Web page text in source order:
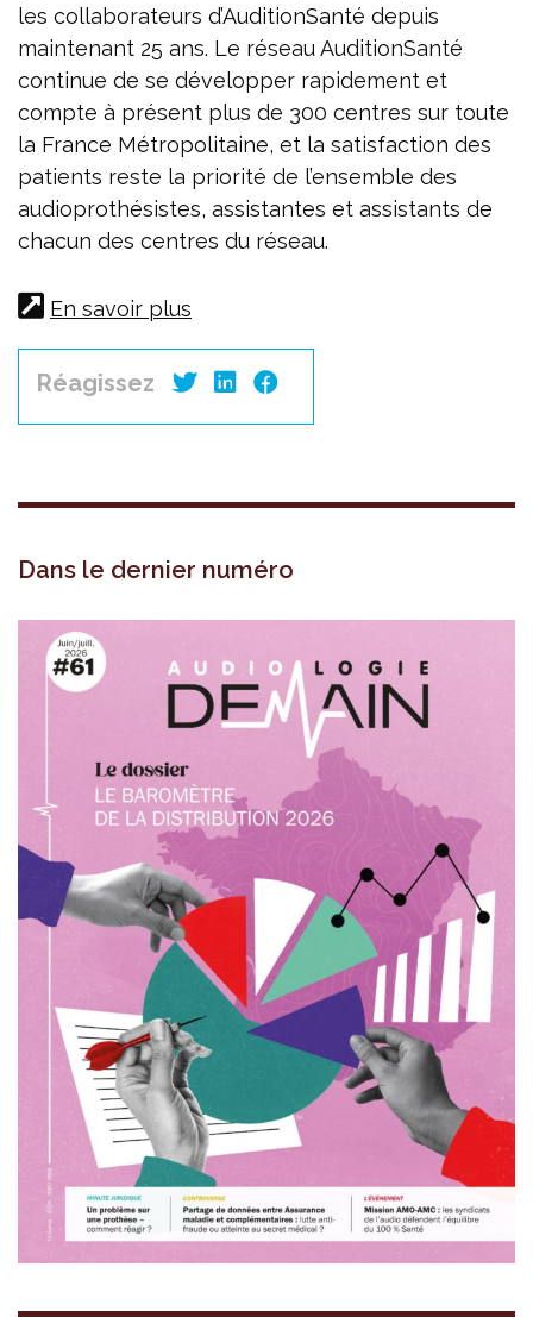
les collaborateurs d’AuditionSanté depuis
maintenant 25 ans. Le réseau AuditionSanté
continue de se développer rapidement et
compte à présent plus de 300 centres sur toute
la France Métropolitaine, et la satisfaction des
patients reste la priorité de l’ensemble des
audioprothésistes, assistantes et assistants de
chacun des centres du réseau.
En savoir plus
Réagissez
Dans le dernier numéro